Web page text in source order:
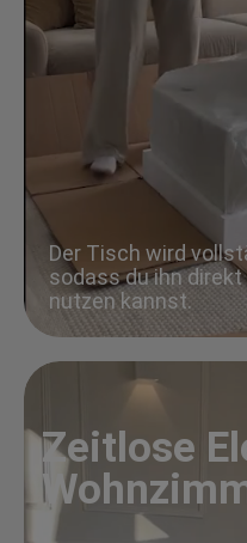
Der Tisch wird
sodass du ihn
nutzen kannst.
Zeitlose